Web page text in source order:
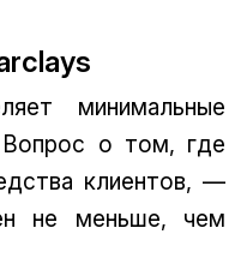
минимальные
Вопрос о том, где
клиентов, —
не меньше, чем